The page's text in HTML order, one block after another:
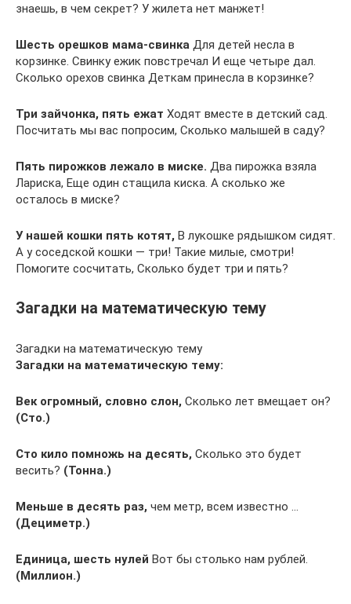
знаешь, в чем секрет? У жилета нет манжет!
Шесть орешков мама-свинка Для детей несла в
корзинке. Свинку ежик повстречал И еще четыре дал.
Сколько орехов свинка Деткам принесла в корзинке?
Три зайчонка, пять ежат Ходят вместе в детский сад.
Посчитать мы вас попросим, Сколько малышей в саду?
Пять пирожков лежало в миске. Два пирожка взяла
Лариска, Еще один стащила киска. А сколько же
осталось в миске?
У нашей кошки пять котят, В лукошке рядышком сидят.
А у соседской кошки — три! Такие милые, смотри!
Помогите сосчитать, Сколько будет три и пять?
Загадки на математическую тему
Загадки на математическую тему
Загадки на математическую тему:
Век огромный, словно слон, Сколько лет вмещает он?
(Сто.)
Сто кило помножь на десять, Сколько это будет
весить? (Тонна.)
Меньше в десять раз, чем метр, всем известно …
(Дециметр.)
Единица, шесть нулей Вот бы столько нам рублей.
(Миллион.)